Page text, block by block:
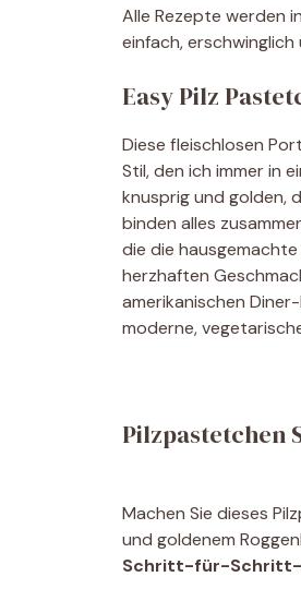
Alle Rezepte werden
einfach,
Easy Pilz
Diese fleischlosen
Stil, den ich immer in
knusprig und golden,
binden alles
die die
herzhaften
amerikanischen
moderne,
Pilzpastetchen
Machen Sie dieses
und goldenem
Schritt-für-Schritt-